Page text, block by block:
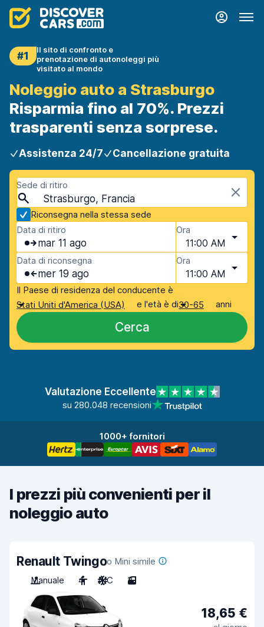
#1
Il sito di confronto e
prenotazione di autonoleggi più
visitato al mondo
Noleggio auto a Strasburgo
Risparmia fino al 70%. Prezzi
trasparenti senza sorprese.
Assistenza 24/7 Cancellazione gratuita
Sede di ritiro
Strasburgo, Francia
Riconsegna nella stessa sede
Data di ritiro
mar 11 ago
Ora
11:00 AM
Data di riconsegna
mer 19 ago
Ora
11:00 AM
Il Paese di residenza del conducente è
Stati Uniti d'America (USA)
e l'età è di30-65 anni
Cerca
Valutazione Eccellente
su 280.048 recensioni
1000+ fornitori
I prezzi più convenienti per il
noleggio auto
Renault Twingoo Mini simile
Manuale
4 A/C 3
18,65 €